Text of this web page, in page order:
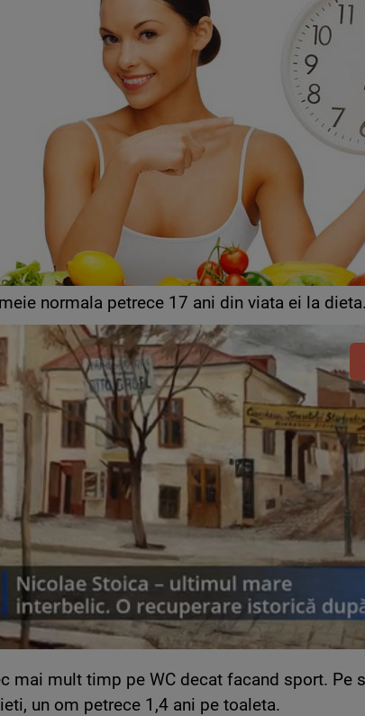
normala petrece 17 ani din viata ei la dieta.
mai mult timp pe WC decat facand sport. Pe
un om petrece 1,4 ani pe toaleta.